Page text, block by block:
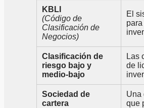
KBLI
(Código de
Clasificación de
Negocios)
El
Clasificación de
riesgo bajo y
medio-bajo
Las
de
Sociedad de
cartera
Una
que